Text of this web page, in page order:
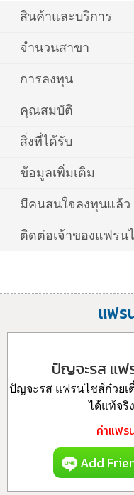
สินค้าและบริการ
จำนวนสาขา
การลงทุน
คุณสมบัติ
สิ่งที่ได้รับ
ข้อมูลเพิ่มเติม
มีคนสนใจลงทุนแล้ว
ติดต่อเจ้าของแฟรน
แฟร
ปัญจะรส แฟ
ปัญจะรส แฟรนไชส์ก๋วยเ
ได้แท้จริ
ค่าแฟร
Add